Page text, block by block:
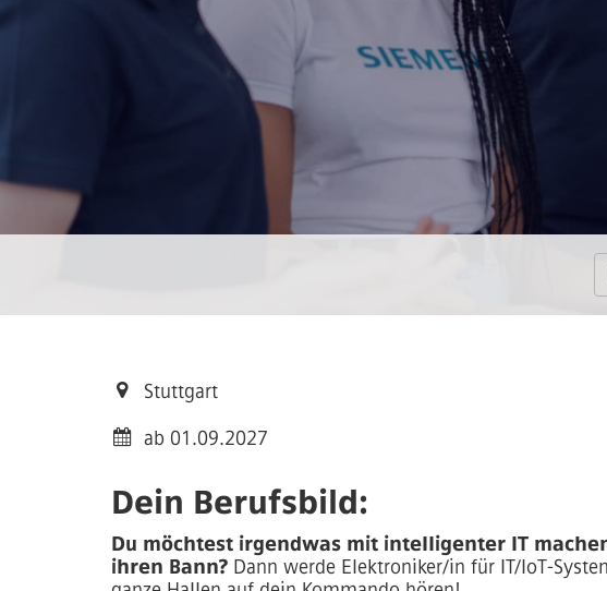
Stuttgart
ab 01.09.2027
Dein Berufsbild:
Du möchtest irgendwas mit intelligenter IT
ihren Bann? Dann werde Elektroniker/in für IT/IoT-